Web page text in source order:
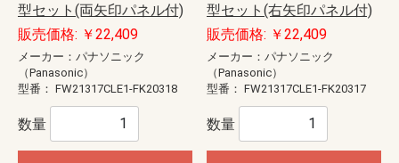
型セット(両矢印パネル付)
販売価格: ￥22,409
メーカー：パナソニック
（Panasonic）
型番： FW21317CLE1-FK20318
数量
型セット(右矢印パネル付)
販売価格: ￥22,409
メーカー：パナソニック
（Panasonic）
型番： FW21317CLE1-FK20317
数量